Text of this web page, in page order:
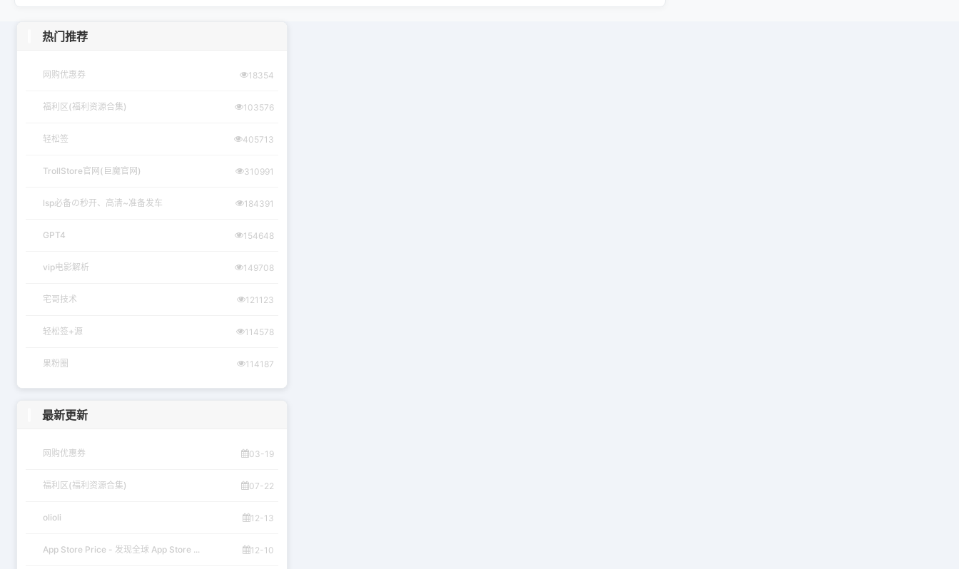
热门推荐
网购优惠券 18354
福利区(福利资源合集) 103576
轻松签 405713
TrollStore官网(巨魔官网) 310991
lsp必备の秒开、高清~准备发车 184391
GPT4 154648
vip电影解析 149708
宅哥技术 121123
轻松签+源 114578
果粉圈 114187
最新更新
网购优惠券 03-19
福利区(福利资源合集) 07-22
olioli 12-13
App Store Price - 发现全球 App Store ... 12-10